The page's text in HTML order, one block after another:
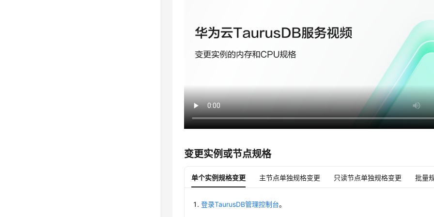
变更实例或节点规格
单个实例规格变更 主节点单独规格变更 只读节点单独规格变更 批量
登录TaurusDB管理控制台。